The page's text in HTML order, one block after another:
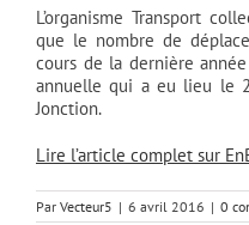
L’organisme Transport
que le nombre de
cours de la dernière
annuelle qui a eu lieu le
Jonction.
Lire l’article complet sur
Par Vecteur5 | 6 avril 2016 | 0